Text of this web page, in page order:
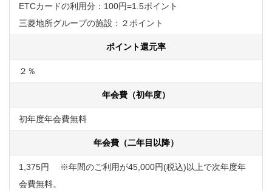
ETCカードの利用分：100円=1.5ポイント
三菱地所グループの施設：２ポイント
ポイント還元率
２％
年会費（初年度）
初年度年会費無料
年会費（二年目以降）
1,375円 ※年間のご利用が45,000円(税込)以上で次年度年
会費無料。